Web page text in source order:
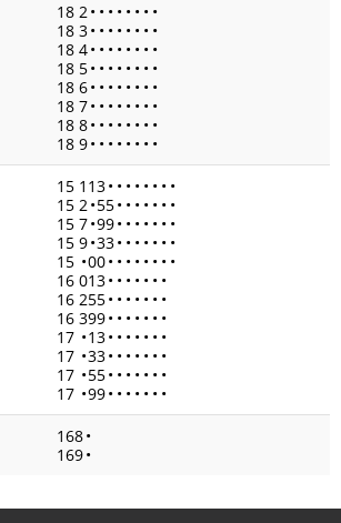
18 2• • • • • • • •
18 3• • • • • • • •
18 4• • • • • • • •
18 5• • • • • • • •
18 6• • • • • • • •
18 7• • • • • • • •
18 8• • • • • • • •
18 9• • • • • • • •
15 113• • • • • • • •
15 2•55• • • • • • •
15 7•99• • • • • • •
15 9•33• • • • • • •
15 •00• • • • • • • •
16 013• • • • • • •
16 255• • • • • • •
16 399• • • • • • •
17 •13• • • • • • •
17 •33• • • • • • •
17 •55• • • • • • •
17 •99• • • • • • •
168•
169•